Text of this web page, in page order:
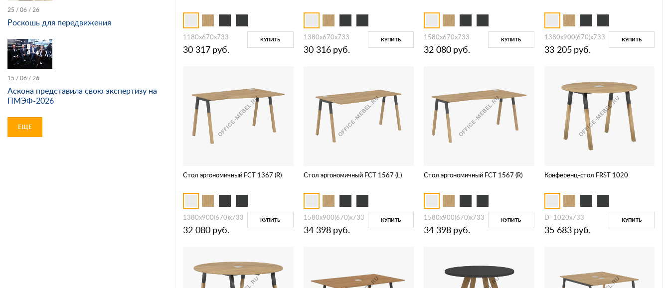
1180х670х733
30 317 руб.
КУПИТЬ 1380x670x733
30 316 руб.
КУПИТЬ 1580x670x733
32 080 руб.
КУПИТЬ 1380х900(670)х733
33 205 руб.
КУПИТЬ
Стол эргономичный FCT 1367 (R)
1380х900(670)х733
32 080 руб.
КУПИТЬ
Стол эргономичный FCT 1567 (L)
1580х900(670)х733
34 398 руб.
КУПИТЬ
Стол эргономичный FCT 1567 (R)
1580х900(670)х733
34 398 руб.
КУПИТЬ
Конференц-стол FRST 1020
D=1020х733
35 683 руб.
КУПИТЬ
25 / 06 / 26
Роскошь для передвижения
15 / 06 / 26
Аскона представила свою экспертизу на
ПМЭФ-2026
ЕЩЕ